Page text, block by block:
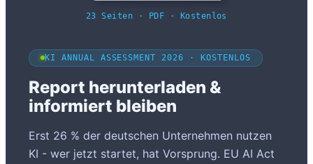
23 Seiten · PDF · Kostenlos
KI ANNUAL ASSESSMENT 2026 · KOSTENLOS
Report herunterladen &
informiert bleiben
Erst 26 % der deutschen Unternehmen nutzen
KI - wer jetzt startet, hat Vorsprung. EU AI Act